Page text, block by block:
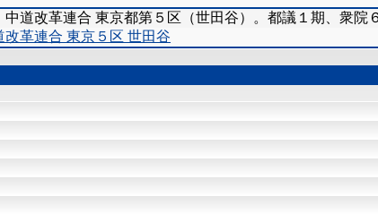
道改革連合 東京都第５区（世田谷）。都議１期、衆院
革連合 東京５区 世田谷